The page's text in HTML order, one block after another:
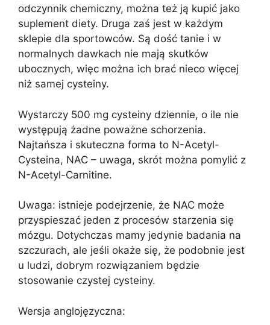
odczynnik chemiczny, można też ją kupić jako
suplement diety. Druga zaś jest w każdym
sklepie dla sportowców. Są dość tanie i w
normalnych dawkach nie mają skutków
ubocznych, więc można ich brać nieco więcej
niż samej cysteiny.
Wystarczy 500 mg cysteiny dziennie, o ile nie
występują żadne poważne schorzenia.
Najtańsza i skuteczna forma to N-Acetyl-
Cysteina, NAC – uwaga, skrót można pomylić z
N-Acetyl-Carnitine.
Uwaga: istnieje podejrzenie, że NAC może
przyspieszać jeden z procesów starzenia się
mózgu. Dotychczas mamy jedynie badania na
szczurach, ale jeśli okaże się, że podobnie jest
u ludzi, dobrym rozwiązaniem będzie
stosowanie czystej cysteiny.
Wersja anglojęzyczna: